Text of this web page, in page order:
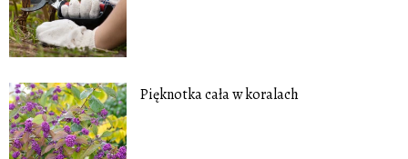
Pięknotka cała w koralach